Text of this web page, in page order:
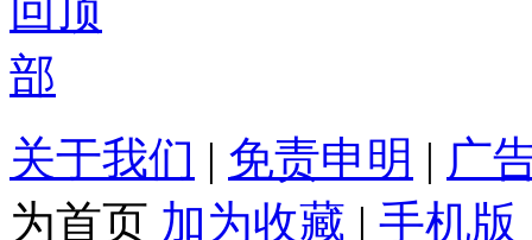
关于我们 | 免责申明 | 广
为首页 加为收藏 | 手机版